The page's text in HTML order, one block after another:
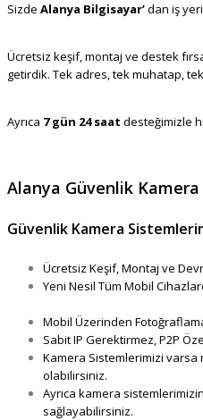
Sizde Alanya Bilgisayar’dan iş
Ücretsiz keşif, montaj ve destek
getirdik. Tek adres, tek muhatap,
Ayrıca 7 gün 24 saat desteğimizle
Alanya Güvenlik
Güvenlik Kamera
Ücretsiz Keşif, Montaj ve
Yeni Nesil Tüm Mobil
Mobil Üzerinden
Sabit IP Gerektirmez, P2P
Kamera Sistemlerimizi varsa
olabilirsiniz.
Ayrıca kamera sistemlerimizin
sağlayabilirsiniz.